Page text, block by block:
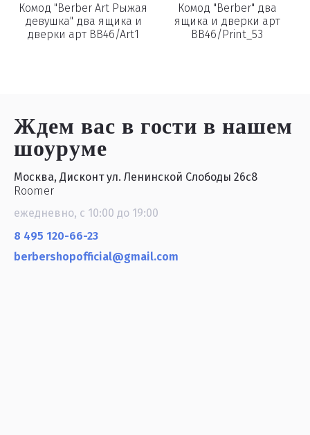
Комод "Berber Art Рыжая
девушка" два ящика и
дверки арт BB46/Art1
Комод "Berber" два
ящика и дверки арт
BB46/Print_53
Ждем вас в гостив нашем
шоуруме
Москва, Дисконт ул. Ленинской Слободы 26с8
Roomer
ежедневно, с 10:00 до 19:00
8 495 120-66-23
berbershopofficial@gmail.com